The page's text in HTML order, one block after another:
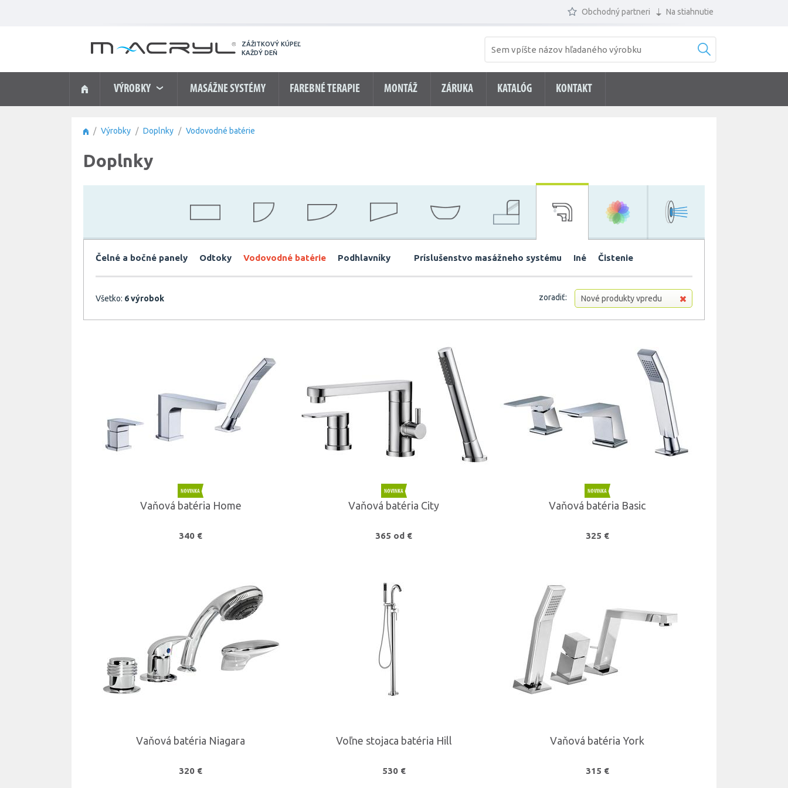
Obchodný partneri Na stiahnutie
ZÁŽITKOVÝ KÚPEĽ
KAŽDÝ DEŇ
VÝROBKY MASÁŽNE SYSTÉMY FAREBNÉ TERAPIE MONTÁŽ ZÁRUKA KATALÓG KONTAKT
Výrobky Doplnky Vodovodné batérie
Doplnky
Čelné a bočné panely Odtoky Vodovodné batérie Podhlavníky Príslušenstvo masážneho systému Iné Čistenie
Všetko: 6 výrobok zoradiť: Nové produkty vpredu
Vaňová batéria Home
340 €
Vaňová batéria City
365 od €
Vaňová batéria Basic
325 €
Vaňová batéria Niagara
320 €
Voľne stojaca batéria Hill
530 €
Vaňová batéria York
315 €